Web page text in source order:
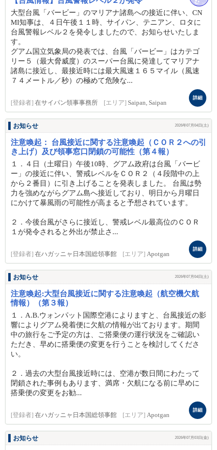
大型台風「バービー」のマリアナ諸島への接近に伴い、CN
MI知事は、４日午後１１時、サイパン、テニアン、ロタに
台風警報レベル２を発令しましたので、お知らせいたしま
す。
グアム国立気象局の発表では、台風「バービー」はカテゴ
リー５（最大脅威度）のスーパー台風に発達してマリアナ
諸島に接近し、最接近時には最大風速１６５マイル（風速
７４メートル／秒）の極めて危険な...
[登録者] 在サイパン領事事務所 [エリア] Saipan, Saipan
詳細
お知らせ 2026年07月04日(土)
注意喚起： 台風接近に関する注意喚起（ＣＯＲ２への引
き上げ）及び領事窓口閉鎖の可能性（第４報）
１．４日（土曜日）午後10時、グアム政府は台風「バービ
ー」の接近に伴い、警戒レベルをＣＯＲ２（４段階中の上
から２番目）に引き上げることを発表しました。 台風は勢
力を強めながらグアム島へ接近しており、明日から月曜日
にかけて暴風雨の可能性が高まると予想されています。
２．今後台風がさらに接近し、警戒レベル最高位のＣＯＲ
１が発令されると外出が禁止さ...
[登録者] 在ハガッニャ日本国総領事館 [エリア] Apotgan
詳細
お知らせ 2026年07月04日(土)
注意喚起:大型台風接近に関する注意喚起（航空機欠航
情報）（第３報）
１．A.B.ウォンパット国際空港によりますと、台風接近の影
響によりグアム発着便に欠航の情報が出ております。期間
中の旅行をご予定の方は、ご搭乗便の運行状況をご確認い
ただき、早めに搭乗便の変更を行うことを検討してくださ
い。
２．過去の大型台風接近時には、空港が数日間にわたって
閉鎖された事例もあります、満席・欠航になる前に早めに
搭乗便の変更をお勧...
[登録者] 在ハガッニャ日本国総領事館 [エリア] Apotgan
詳細
お知らせ 2026年07月03日(金)